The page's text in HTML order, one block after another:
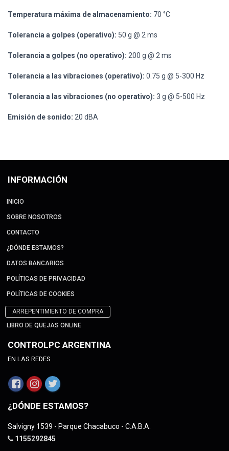
Temperatura máxima de almacenamiento: 70 °C
Tolerancia a golpes (operativo): 50 g @ 2 ms
Tolerancia a golpes (no operativo): 200 g @ 2 ms
Tolerancia a las vibraciones (operativo): 0.75 g @ 5-300 Hz
Tolerancia a las vibraciones (no operativo): 3 g @ 5-500 Hz
Emisión de sonido: 20 dBA
INFORMACIÓN
INICIO
SOBRE NOSOTROS
CONTACTO
¿DÓNDE ESTAMOS?
DATOS BANCARIOS
POLÍTICAS DE PRIVACIDAD
POLÍTICAS DE COOKIES
ARREPENTIMIENTO DE COMPRA
LIBRO DE QUEJAS ONLINE
CONTROLPC ARGENTINA
EN LAS REDES
¿DÓNDE ESTAMOS?
Salvigny 1539 - Parque Chacabuco - C.A.B.A.
1155292845